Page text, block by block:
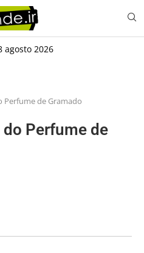
agosto 2026
Perfume de Gramado
Perfume de